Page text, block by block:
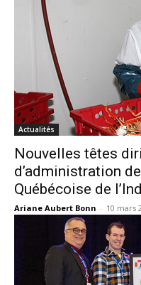
Actualités
Nouvelles têtes
d’administration
Québécoise de
Ariane Aubert Bonn - 10 mars